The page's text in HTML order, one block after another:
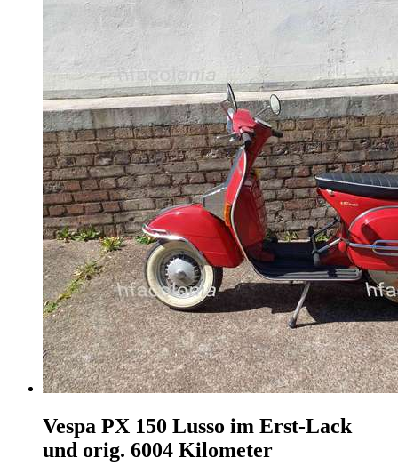
Vespa PX 150 Lusso im Erst-Lack
und orig. 6004 Kilometer